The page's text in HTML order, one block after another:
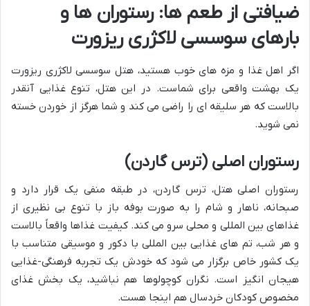
ضیافتی از طعم ها: رستوران ها و
بارهای سوسسی لاکژری ریزورت
اگر اهل غذا و مزه های خوب هستید، هتل سوسسی لاکژری ریزورت
یک بهشت واقعی برای شماست. در این هتل، تنوع غذایی آنقدر
بالاست که هر سلیقه ای را راضی می کند و شما هرگز از خوردن خسته
نمی شوید.
رستوران اصلی (ترس گاردن)
رستوران اصلی هتل، ترس گاردن، در طبقه منفی یک قرار دارد و
صبحانه، ناهار و شام را به صورت بوفه باز با تنوع بی نظیری از
غذاهای بین المللی و محلی سرو می کند. کیفیت غذاها واقعاً بالاست
و هر شب، تم های غذایی بین المللی با دکور و موسیقی متناسب با
یک کشور خاص برگزار می شود که خودش یک تجربه فرهنگی-غذایی
هیجان انگیز است. نگران کوچولوها هم نباشید، یک بخش غذای
مخصوص کودکان خردسال هم اینجا هست.